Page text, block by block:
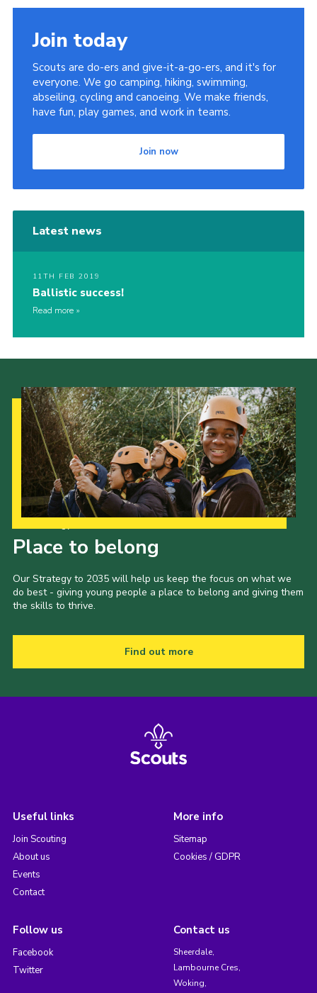
Join today
Scouts are do-ers and give-it-a-go-ers, and it's for
everyone. We go camping, hiking, swimming,
abseiling, cycling and canoeing. We make friends,
have fun, play games, and work in teams.
Join now
Latest news
11TH FEB 2019
Ballistic success!
Read more
Place to belong
Our Strategy to 2035 will help us keep the focus on what we
do best - giving young people a place to belong and giving them
the skills to thrive.
Find out more
Useful links
Join Scouting
About us
Events
Contact
More info
Sitemap
Cookies / GDPR
Follow us
Facebook
Twitter
Contact us
Sheerdale,
Lambourne Cres,
Woking,